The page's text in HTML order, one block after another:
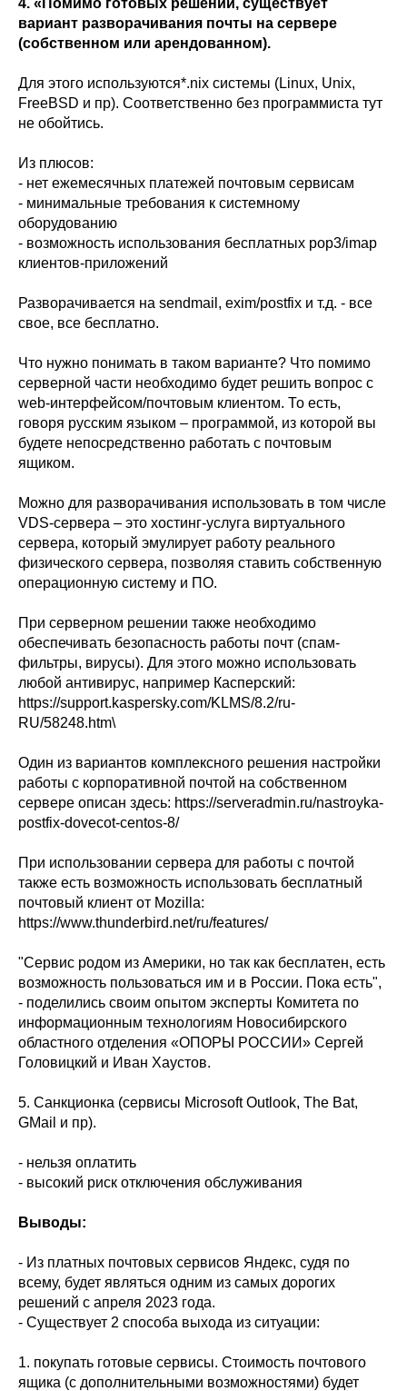
4. «Помимо готовых решений, существует
вариант разворачивания почты на сервере
(собственном или арендованном).
Для этого используются*.nix системы (Linux, Unix,
FreeBSD и пр). Соответственно без программиста тут
не обойтись.
Из плюсов:
- нет ежемесячных платежей почтовым сервисам
- минимальные требования к системному
оборудованию
- возможность использования бесплатных pop3/imap
клиентов-приложений
Разворачивается на sendmail, exim/postfix и т.д. - все
свое, все бесплатно.
Что нужно понимать в таком варианте? Что помимо
серверной части необходимо будет решить вопрос с
web-интерфейсом/почтовым клиентом. То есть,
говоря русским языком – программой, из которой вы
будете непосредственно работать с почтовым
ящиком.
Можно для разворачивания использовать в том числе
VDS-сервера – это хостинг-услуга виртуального
сервера, который эмулирует работу реального
физического сервера, позволяя ставить собственную
операционную систему и ПО.
При серверном решении также необходимо
обеспечивать безопасность работы почт (спам-
фильтры, вирусы). Для этого можно использовать
любой антивирус, например Касперский:
https://support.kaspersky.com/KLMS/8.2/ru-
RU/58248.htm\
Один из вариантов комплексного решения настройки
работы с корпоративной почтой на собственном
сервере описан здесь: https://serveradmin.ru/nastroyka-
postfix-dovecot-centos-8/
При использовании сервера для работы с почтой
также есть возможность использовать бесплатный
почтовый клиент от Mozilla:
https://www.thunderbird.net/ru/features/
"Сервис родом из Америки, но так как бесплатен, есть
возможность пользоваться им и в России. Пока есть",
- поделились своим опытом эксперты Комитета по
информационным технологиям Новосибирского
областного отделения «ОПОРЫ РОССИИ» Сергей
Головицкий и Иван Хаустов.
5. Санкционка (сервисы Microsoft Outlook, The Bat,
GMail и пр).
- нельзя оплатить
- высокий риск отключения обслуживания
Выводы:
- Из платных почтовых сервисов Яндекс, судя по
всему, будет являться одним из самых дорогих
решений с апреля 2023 года.
- Существует 2 способа выхода из ситуации:
1. покупать готовые сервисы. Стоимость почтового
ящика (с дополнительными возможностями) будет